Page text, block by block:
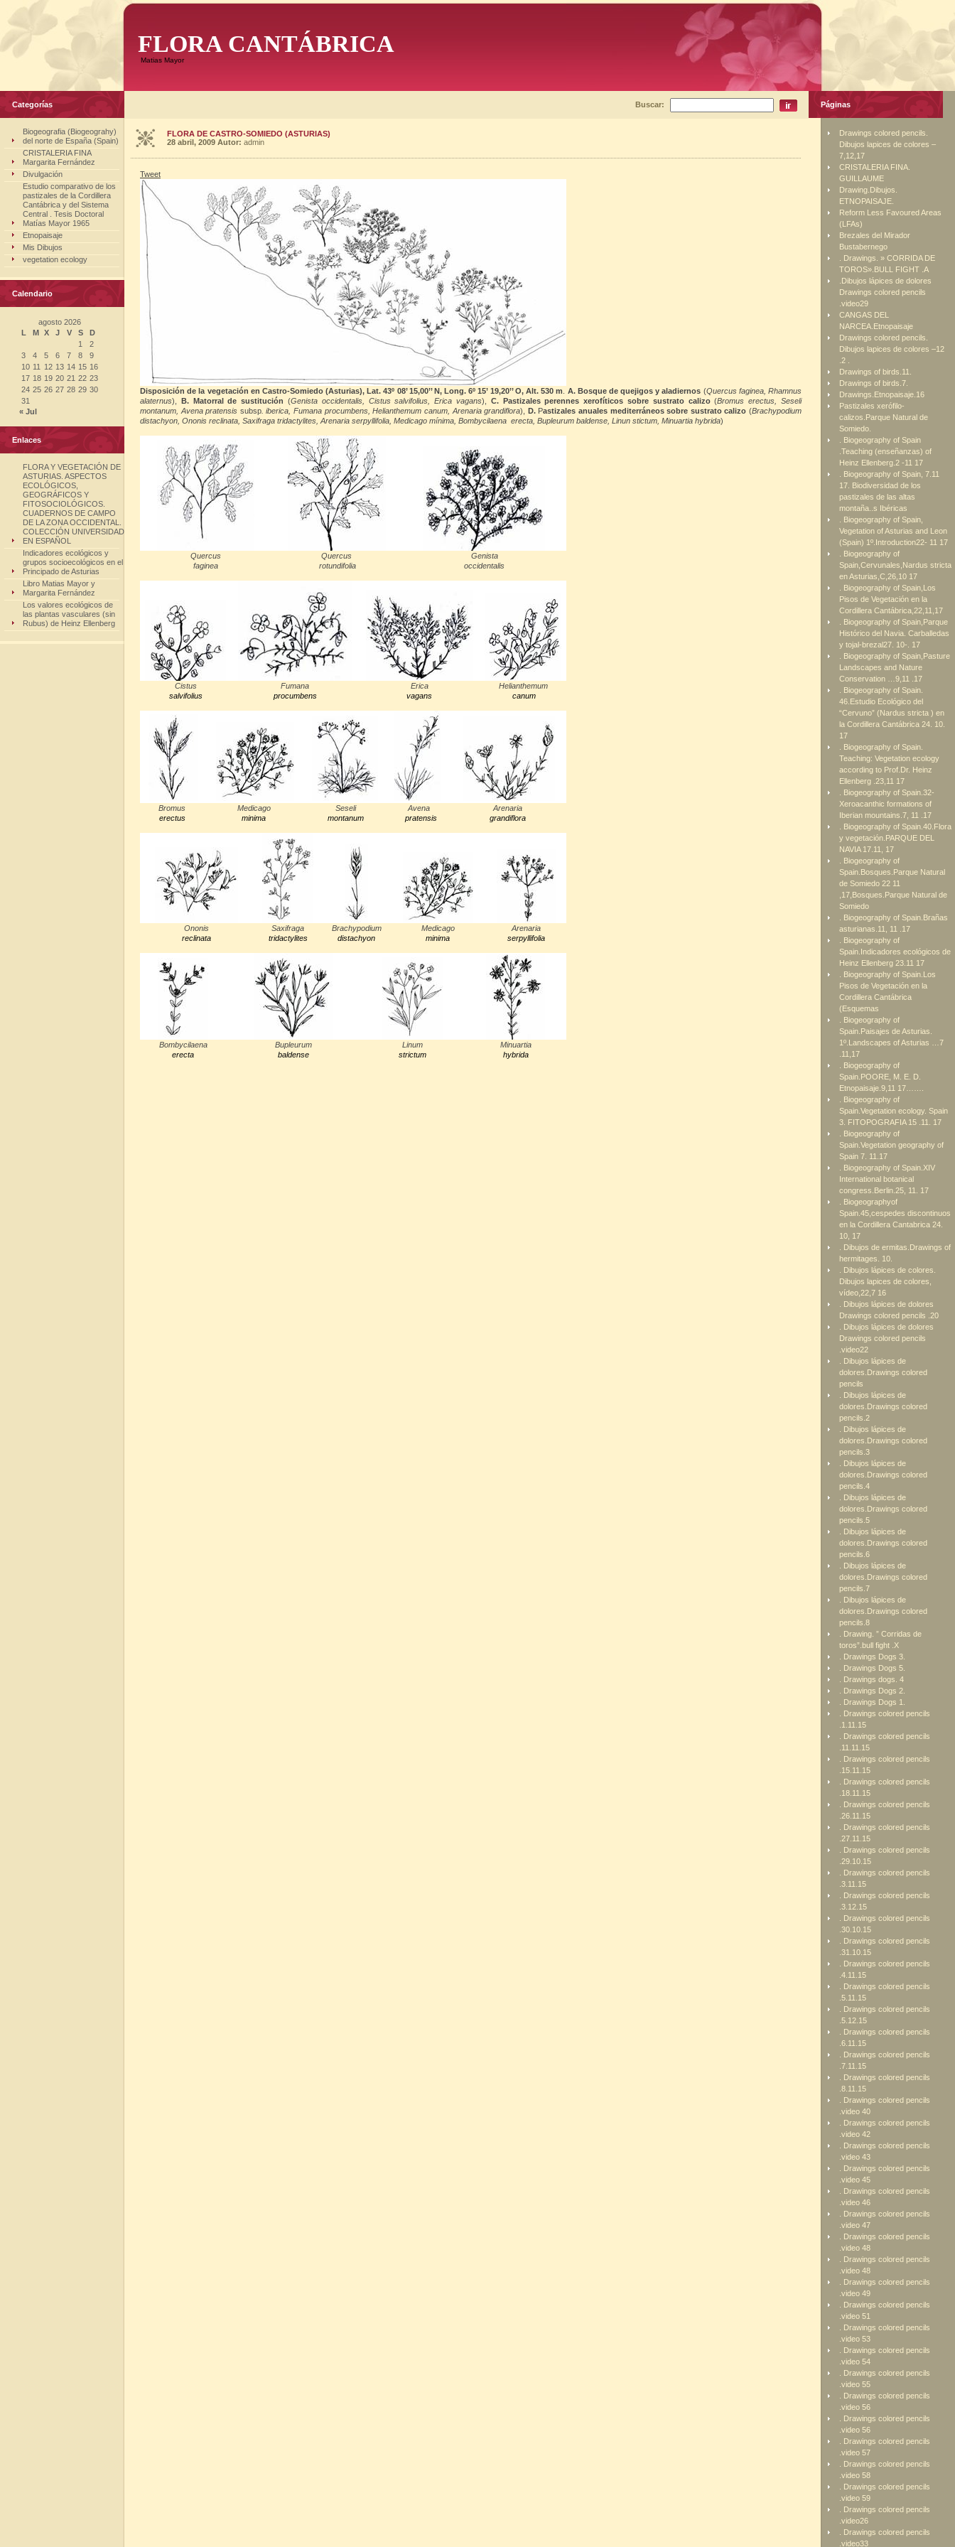
FLORA CANTÁBRICA
Matias Mayor
Categorías
Biogeografia (Biogeograhy)
del norte de España (Spain)
CRISTALERIA FINA
Margarita Fernández
Divulgación
Estudio comparativo de los
pastizales de la Cordillera
Cantábrica y del Sistema
Central . Tesis Doctoral
Matías Mayor 1965
Etnopaisaje
Mis Dibujos
vegetation ecology
Calendario
agosto 2026
L
M X J V S
D
1
2
3
4 5 6 7 8
9
10 11 12 13 14 15 16
17 18 19 20 21 22 23
24 25 26 27 28 29 30
31
« Jul
Enlaces
FLORA Y VEGETACIÓN DE
ASTURIAS. ASPECTOS
ECOLÓGICOS,
GEOGRÁFICOS Y
FITOSOCIOLÓGICOS.
CUADERNOS DE CAMPO
DE LA ZONA OCCIDENTAL.
COLECCIÓN UNIVERSIDAD
EN ESPAÑOL
Indicadores ecológicos y
grupos socioecológicos en el
Principado de Asturias
Libro Matias Mayor y
Margarita Fernández
Los valores ecológicos de
las plantas vasculares (sin
Rubus) de Heinz Ellenberg
Buscar:
FLORA DE CASTRO-SOMIEDO (ASTURIAS)
28 abril, 2009 Autor: admin
Tweet
Disposición de la vegetación en Castro-Somiedo (Asturias), Lat. 43º 08’ 15,00’’ N, Long. 6º 15’ 19,20’’ O, Alt. 530 m A. Bosque de quejigos y aladiernos (Quercus faginea, Rhamnus
alaternus), B. Matorral de sustitución(Genista occidentalis, Cistus salvifolius, Erica vagans), C. Pastizales perennes xerofíticos sobre sustrato calizo(Bromus erectus, Seseli
montanum, Avena pratensis subsp. iberica, Fumana procumbens, Helianthemum canum, Arenaria grandiflora), D.Pastizales anuales mediterráneos sobre sustrato calizo(Brachypodium
distachyon, Ononis reclinata, Saxifraga tridactylites, Arenaria serpyllifolia, Medicago mínima, Bombycilaena erecta, Bupleurum baldense, Linun stictum, Minuartia hybrida)
Quercus
faginea
Quercus
rotundifolia
Genista
occidentalis
Cistus
salvifolius
Fumana
procumbens
Erica
vagans
Helianthemum
canum
Bromus
erectus
Medicago
minima
Seseli
montanum
Avena
pratensis
Arenaria
grandiflora
Ononis
reclinata
Saxifraga
tridactylites
Brachypodium
distachyon
Medicago
minima
Arenaria
serpyllifolia
Bombycilaena
erecta
Bupleurum
baldense
Linum
strictum
Minuartia
hybrida
Páginas
Drawings colored pencils.
Dibujos lapices de colores –
7,12,17
CRISTALERIA FINA.
GUILLAUME
Drawing.Dibujos.
ETNOPAISAJE.
Reform Less Favoured Areas
(LFAs)
Brezales del Mirador
Bustabernego
. Drawings. » CORRIDA DE
TOROS».BULL FIGHT .A
.Dibujos lápices de dolores
Drawings colored pencils
.video29
CANGAS DEL
NARCEA.Etnopaisaje
Drawings colored pencils.
Dibujos lapices de colores –12
.2 .
Drawings of birds.11.
Drawings of birds.7.
Drawings.Etnopaisaje.16
Pastizales xerófilo-
calizos.Parque Natural de
Somiedo.
. Biogeography of Spain
.Teaching (enseñanzas) of
Heinz Ellenberg.2 -11 17
. Biogeography of Spain, 7.11
17. Biodiversidad de los
pastizales de las altas
montaña..s Ibéricas
. Biogeography of Spain,
Vegetation of Asturias and Leon
(Spain) 1º.Introduction22- 11 17
. Biogeography of
Spain,Cervunales,Nardus stricta
en Asturias,C,26,10 17
. Biogeography of Spain,Los
Pisos de Vegetación en la
Cordillera Cantábrica,22,11,17
. Biogeography of Spain,Parque
Histórico del Navia. Carballedas
y tojal-brezal27. 10-. 17
. Biogeography of Spain,Pasture
Landscapes and Nature
Conservation …9,11 .17
. Biogeography of Spain.
46.Estudio Ecológico del
“Cervuno” (Nardus stricta ) en
la Cordillera Cantábrica 24. 10.
17
. Biogeography of Spain.
Teaching: Vegetation ecology
according to Prof.Dr. Heinz
Ellenberg .23,11 17
. Biogeography of Spain.32-
Xeroacanthic formations of
Iberian mountains.7, 11 .17
. Biogeography of Spain.40.Flora
y vegetación.PARQUE DEL
NAVIA 17.11, 17
. Biogeography of
Spain.Bosques.Parque Natural
de Somiedo 22 11
,17,Bosques.Parque Natural de
Somiedo
. Biogeography of Spain.Brañas
asturianas.11, 11 .17
. Biogeography of
Spain.Indicadores ecológicos de
Heinz Ellenberg 23.11 17
. Biogeography of Spain.Los
Pisos de Vegetación en la
Cordillera Cantábrica
(Esquemas
. Biogeography of
Spain.Paisajes de Asturias.
1º.Landscapes of Asturias …7
.11,17
. Biogeography of
Spain.POORE, M. E. D.
Etnopaisaje.9,11 17…….
. Biogeography of
Spain.Vegetation ecology. Spain
3. FITOPOGRAFIA 15 .11. 17
. Biogeography of
Spain.Vegetation geography of
Spain 7. 11.17
. Biogeography of Spain.XIV
International botanical
congress.Berlin.25, 11. 17
. Biogeographyof
Spain.45,cespedes discontinuos
en la Cordillera Cantabrica 24.
10, 17
. Dibujos de ermitas.Drawings of
hermitages. 10.
. Dibujos lápices de colores.
Dibujos lapices de colores,
vídeo,22,7 16
. Dibujos lápices de dolores
Drawings colored pencils .20
. Dibujos lápices de dolores
Drawings colored pencils
.video22
. Dibujos lápices de
dolores.Drawings colored
pencils
. Dibujos lápices de
dolores.Drawings colored
pencils.2
. Dibujos lápices de
dolores.Drawings colored
pencils.3
. Dibujos lápices de
dolores.Drawings colored
pencils.4
. Dibujos lápices de
dolores.Drawings colored
pencils.5
. Dibujos lápices de
dolores.Drawings colored
pencils.6
. Dibujos lápices de
dolores.Drawings colored
pencils.7
. Dibujos lápices de
dolores.Drawings colored
pencils.8
. Drawing. ” Corridas de
toros”.bull fight .X
. Drawings Dogs 3.
. Drawings Dogs 5.
. Drawings dogs. 4
. Drawings Dogs 2.
. Drawings Dogs 1.
. Drawings colored pencils
.1.11.15
. Drawings colored pencils
.11.11.15
. Drawings colored pencils
.15.11.15
. Drawings colored pencils
.18.11.15
. Drawings colored pencils
.26.11.15
. Drawings colored pencils
.27.11.15
. Drawings colored pencils
.29.10.15
. Drawings colored pencils
.3.11.15
. Drawings colored pencils
.3.12.15
. Drawings colored pencils
.30.10.15
. Drawings colored pencils
.31.10.15
. Drawings colored pencils
.4.11.15
. Drawings colored pencils
.5.11.15
. Drawings colored pencils
.5.12.15
. Drawings colored pencils
.6.11.15
. Drawings colored pencils
.7.11.15
. Drawings colored pencils
.8.11.15
. Drawings colored pencils
.video 40
. Drawings colored pencils
.video 42
. Drawings colored pencils
.video 43
. Drawings colored pencils
.video 45
. Drawings colored pencils
.video 46
. Drawings colored pencils
.video 47
. Drawings colored pencils
.video 48
. Drawings colored pencils
.video 48
. Drawings colored pencils
.video 49
. Drawings colored pencils
.video 51
. Drawings colored pencils
.video 53
. Drawings colored pencils
.video 54
. Drawings colored pencils
.video 55
. Drawings colored pencils
.video 56
. Drawings colored pencils
.video 56
. Drawings colored pencils
.video 57
. Drawings colored pencils
.video 58
. Drawings colored pencils
.video 59
. Drawings colored pencils
.video26
. Drawings colored pencils
.video33